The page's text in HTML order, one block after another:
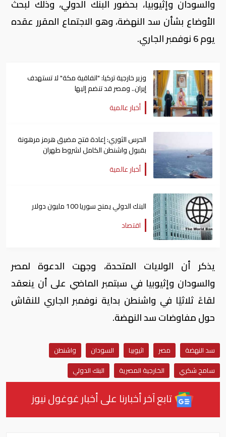
والسودان وإثيوبيا، بحضور البنك الدولي، وذلك لبحث
الأوضاع بشأن سد النهضة، وهو الاجتماع المقرر عقده
يوم 6 نوفمبر الجاري.
وزير خارجية تركيا: "اتفاقية مكة" لا تستهدف
إيران.. ومصر قد تنضم إليها
أخبار عالمية
الحرس الثوري: إعادة فتح مضيق هرمز مرهونة
بقبول واشنطن الكامل لشروط طهران
أخبار عالمية
البنك الدولي يمنح سوريا 100 مليون دولار
اقتصاد
يذكر أن الولايات المتحدة، وجهت الدعوة لمصر
والسودان وإثيوبيا في سبتمبر الماضي على أن ينعقد
لقاءً ثلاثيًا في واشنطن بداية نوفمبر الجاري للنقاش
حول مفاوضات سد النهضة.
سد النهضة مصر اثيوبيا السودان
واشنطن
سامح شكري
الخارجية المصرية البنك الدولي
تابع آخر أخبارنا على أخبار غوغول نيوز